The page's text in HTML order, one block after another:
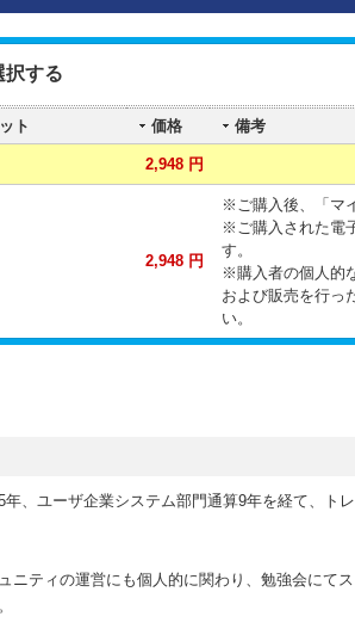
択する
ト 価格 備考
2,948 円
2,948 円
※ご購入後、「マ
※ご購入された電
す。
※購入者の個人的
および販売を行っ
い。
年、ユーザ企業システム部門通算9年を経て、ト
ニティの運営にも個人的に関わり、勉強会にて